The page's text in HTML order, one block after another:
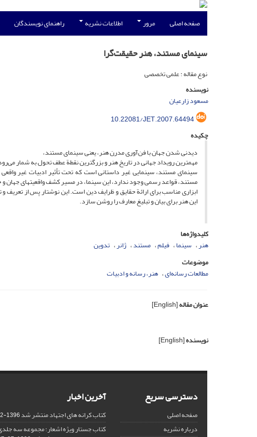
صفحه اصلی مرور اطلاعات نشریه راهنمای نویسندگان
سینمای مستند، هنر حقیقت‌گرا
نوع مقاله : علمی تخصصی
نویسنده
مسعود زارعیان
10.22081/JET.2007.64494
چکیده
دیدنی شدن جهان با فن‌آوری مدرن هنر، یعنی سینمای مستند،
‌مهمترین رویداد جهانی در تاریخ هنر و بزرگترین نقطة عطف تحول به شمار
سینمای مستند، سینمایی غیر داستانی است که تحت تأثیر ادبیات غیر
مستند، قواعد رسمی وجود ندارد، این سینما، در مسیر کشف واقعیتهای جهان
ابزاری مناسب برای ارائة حقایق و ظرایف دین است. این نوشتار پس از تعریف
این هنر برای بیان و تبلیغ معارف را روشن سازد.
کلیدواژه‌ها
هنر سینما فیلم مستند ژانر تدوین
موضوعات
مطالعات رسانه‌ای هنر، رسانه و ادبیات
عنوان مقاله[English]
نویسنده[English]
دسترسی سریع
صفحه اصلی
درباره نشریه
آخرین اخبار
کتاب کرانه های اجتهاد منتشر شد1396-12-21
کتاب جستار ویژه اشعار؛ مجموعه سه